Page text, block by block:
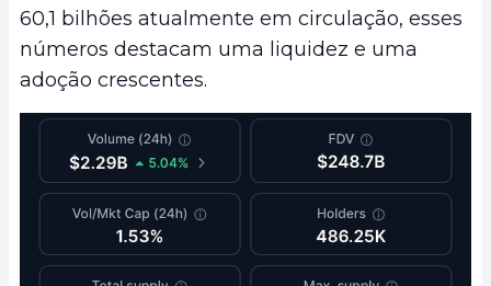
60,1 bilhões atualmente em circulação, esses
números destacam uma liquidez e uma
adoção crescentes.